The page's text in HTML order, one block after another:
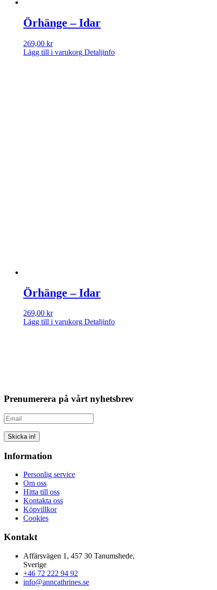
Örhänge – Idar
269,00 kr
Lägg till i varukorg Detaljinfo
Örhänge – Idar
269,00 kr
Lägg till i varukorg Detaljinfo
Prenumerera på vårt nyhetsbrev
Skicka in!
Information
Personlig service
Om oss
Hitta till oss
Kontakta oss
Köpvillkor
Cookies
Kontakt
Affärsvägen 1, 457 30 Tanumshede,
Sverige
+46 72 222 94 92
info@anncathrines.se